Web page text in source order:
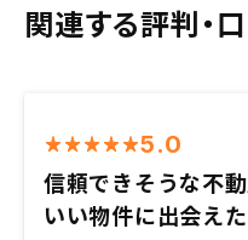
関連する評判・
5.0
信頼できそうな不動
いい物件に出会えた